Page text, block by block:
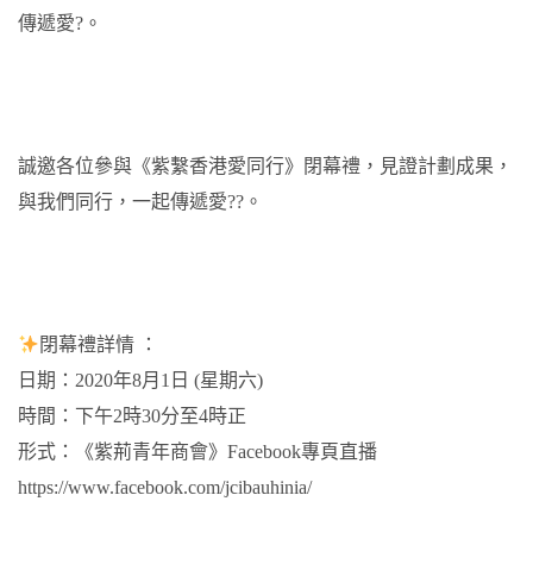
傳遞愛?。
誠邀各位參與《紫繫香港愛同行》閉幕禮，見證計劃成果，
與我們同行，一起傳遞愛??。
閉幕禮詳情 ：
日期：2020年8月1日 (星期六)
時間：下午2時30分至4時正
形式：《紫荊青年商會》Facebook專頁直播
https://www.facebook.com/jcibauhinia/